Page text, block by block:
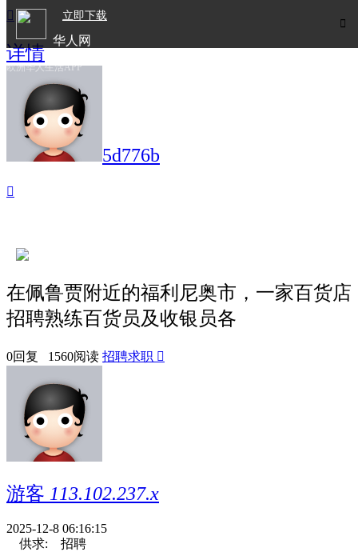

立即下载
华人网
欧洲华人生活APP

详情
5d776b

在佩鲁贾附近的福利尼奥市，一家百货店
招聘熟练百货员及收银员各
0回复 1560阅读 招聘求职 
游客 113.102.237.x
2025-12-8 06:16:15
供求:
招聘